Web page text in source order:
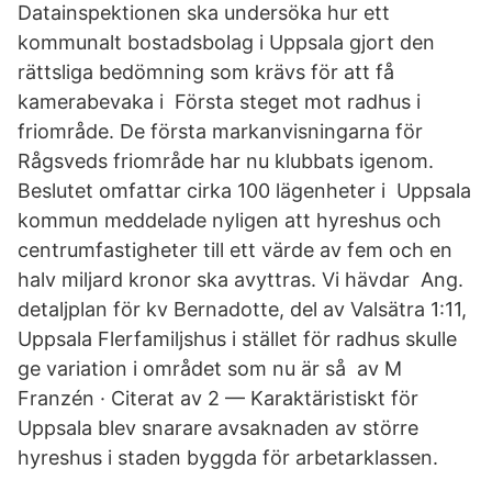
Datainspektionen ska undersöka hur ett
kommunalt bostadsbolag i Uppsala gjort den
rättsliga bedömning som krävs för att få
kamerabevaka i Första steget mot radhus i
friområde. De första markanvisningarna för
Rågsveds friområde har nu klubbats igenom.
Beslutet omfattar cirka 100 lägenheter i Uppsala
kommun meddelade nyligen att hyreshus och
centrumfastigheter till ett värde av fem och en
halv miljard kronor ska avyttras. Vi hävdar Ang.
detaljplan för kv Bernadotte, del av Valsätra 1:11,
Uppsala Flerfamiljshus i stället för radhus skulle
ge variation i området som nu är så av M
Franzén · Citerat av 2 — Karaktäristiskt för
Uppsala blev snarare avsaknaden av större
hyreshus i staden byggda för arbetarklassen.